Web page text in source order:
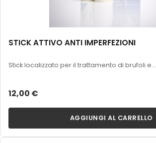
STICK ATTIVO ANTI IMPERFEZIONI
Stick localizzato per il trattamento di brufoli e...
12,00 €
AGGIUNGI AL CARRELLO